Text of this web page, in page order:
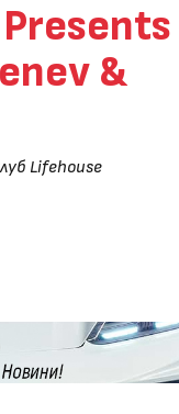
Presents
&
Lifehouse